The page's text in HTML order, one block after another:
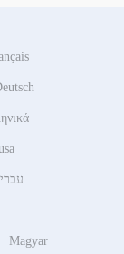
Magyar